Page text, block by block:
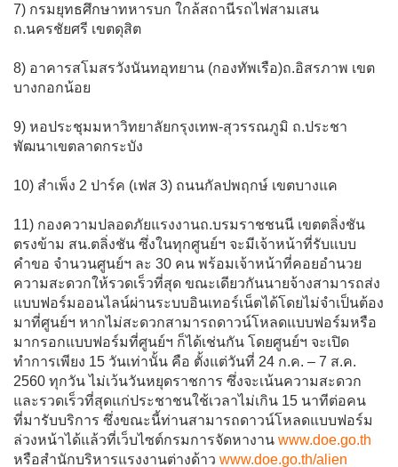
7) กรมยุทธศึกษาทหารบก ใกล้สถานีรถไฟสามเสน
ถ.นครชัยศรี เขตดุสิต
8) อาคารสโมสรวังนันทอุทยาน (กองทัพเรือ)ถ.อิสรภาพ เขต
บางกอกน้อย
9) หอประชุมมหาวิทยาลัยกรุงเทพ-สุวรรณภูมิ ถ.ประชา
พัฒนาเขตลาดกระบัง
10) สำเพ็ง 2 ปาร์ค (เฟส 3) ถนนกัลปพฤกษ์ เขตบางแค
11) กองความปลอดภัยแรงงานถ.บรมราชชนนี เขตตลิ่งชัน
ตรงข้าม สน.ตลิ่งชัน ซึ่งในทุกศูนย์ฯ จะมีเจ้าหน้าที่รับแบบ
คำขอ จำนวนศูนย์ฯ ละ 30 คน พร้อมเจ้าหน้าที่คอยอำนวย
ความสะดวกให้รวดเร็วที่สุด ขณะเดียวกันนายจ้างสามารถส่ง
แบบฟอร์มออนไลน์ผ่านระบบอินเทอร์เน็ตได้โดยไม่จำเป็นต้อง
มาที่ศูนย์ฯ หากไม่สะดวกสามารถดาวน์โหลดแบบฟอร์มหรือ
มากรอกแบบฟอร์มที่ศูนย์ฯ ก็ได้เช่นกัน โดยศูนย์ฯ จะเปิด
ทำการเพียง 15 วันเท่านั้น คือ ตั้งแต่วันที่ 24 ก.ค. – 7 ส.ค.
2560 ทุกวัน ไม่เว้นวันหยุดราชการ ซึ่งจะเน้นความสะดวก
และรวดเร็วที่สุดแก่ประชาชนใช้เวลาไม่เกิน 15 นาทีต่อคน
ที่มารับบริการ ซึ่งขณะนี้ท่านสามารถดาวน์โหลดแบบฟอร์ม
ล่วงหน้าได้แล้วที่เว็บไซต์กรมการจัดหางาน www.doe.go.th
หรือสำนักบริหารแรงงานต่างด้าว www.doe.go.th/alien